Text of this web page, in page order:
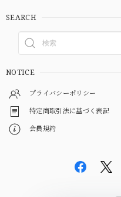
SEARCH
NOTICE
プライバシーポリシー
特定商取引法に基づく表記
会員規約